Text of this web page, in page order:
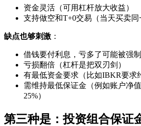
资金灵活（可用杠杆放大收益）
支持做空和T+0交易（当天买卖同
缺点也够刺激 ：
借钱要付利息，亏多了可能被强
亏损翻倍（杠杆是把双刃剑）
有最低资金要求（比如IBKR要求
需维持最低保证金（例如账户净
25%）
第三种是：投资组合保证